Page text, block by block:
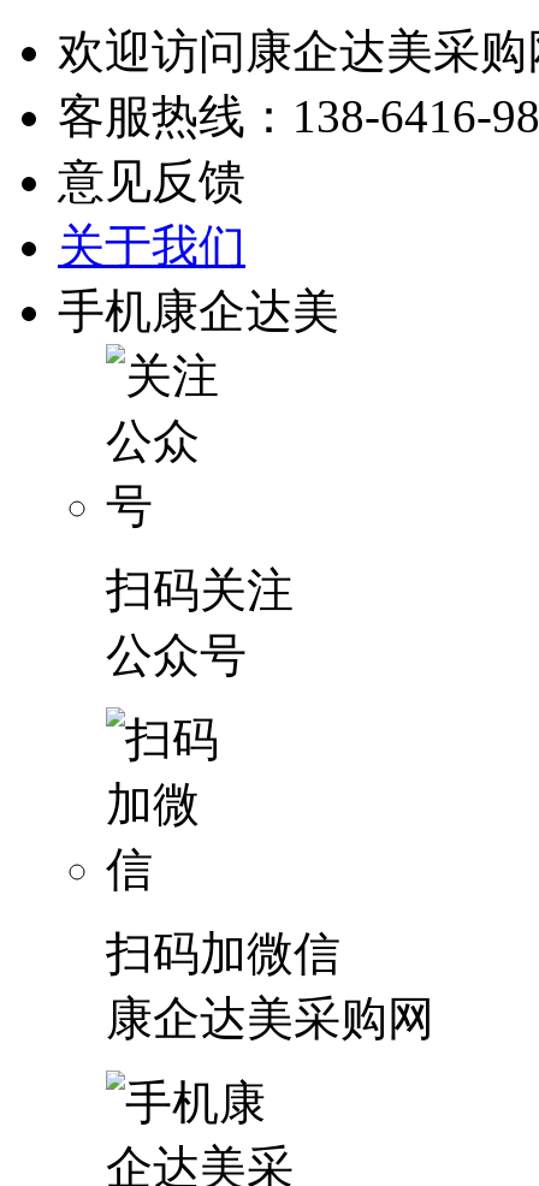
欢迎访问康企达美采购
客服热线： 138-6416-
意见反馈
关于我们
手机康企达美
扫码关注
公众号
扫码加微信
康企达美采购网